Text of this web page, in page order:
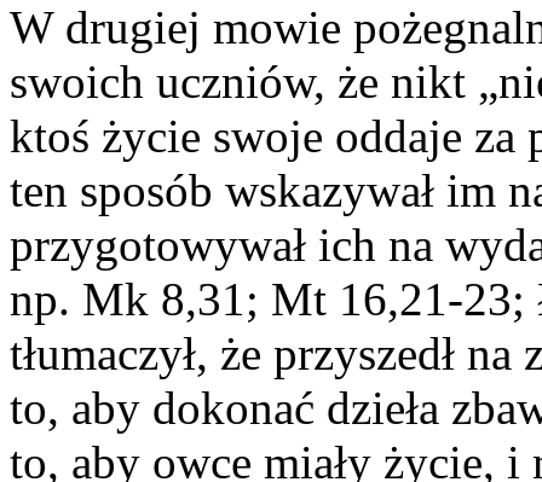
W drugiej mowie
swoich uczniów, że nikt
ktoś życie swoje oddaje za
ten sposób wskazywał im
przygotowywał ich na
np. Mk 8,31; Mt 16,21-23;
tłumaczył, że przyszedł
to, aby dokonać dzieła
to, aby owce miały życie,